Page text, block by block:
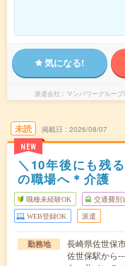
気になる!
派遣会社 マンパワーグルー
未読
NEW
掲載日 2026/08/07
＼10年後にも残
の職場へ＊介護
職種未経験OK 交通費別
WEB登録OK 派遣
勤務地
長崎県佐世保
佐世保駅から